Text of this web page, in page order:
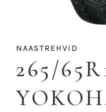
NAASTREHVID
265/